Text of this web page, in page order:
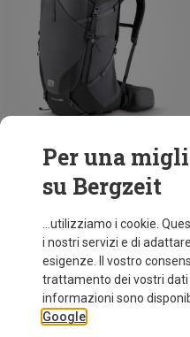
Risparmi 27%
Per una
su Bergzeit
...utilizziamo i cookie.
i nostri servizi e di
esigenze. Il vostro
trattamento dei vostri dati
informazioni sono
Google